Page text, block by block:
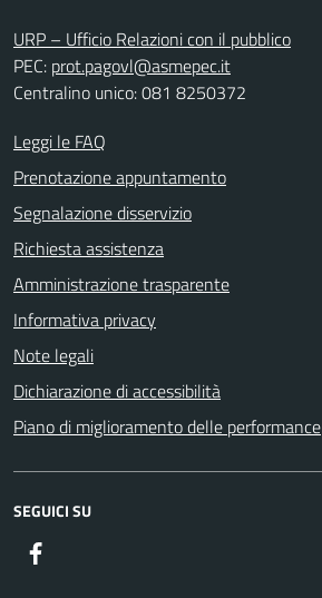
URP – Ufficio Relazioni con il pubblico
PEC: prot.pagovl@asmepec.it
Centralino unico: 081 8250372
Leggi le FAQ
Prenotazione appuntamento
Segnalazione disservizio
Richiesta assistenza
Amministrazione trasparente
Informativa privacy
Note legali
Dichiarazione di accessibilità
Piano di miglioramento delle performance
SEGUICI SU